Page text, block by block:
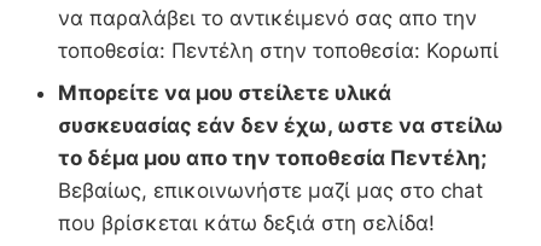
να παραλάβει το αντικέιμενό σας απο την
τοποθεσία: Πεντέλη στην τοποθεσία: Κορωπί
Μπορείτε να μου στείλετε υλικά
συσκευασίας εάν δεν έχω, ωστε να στείλω
το δέμα μου απο την τοποθεσία Πεντέλη;
Βεβαίως, επικοινωνήστε μαζί μας στο chat
που βρίσκεται κάτω δεξιά στη σελίδα!